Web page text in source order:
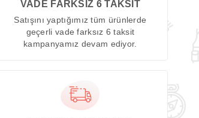
VADE FARKSIZ 6 TAKSİT
Satışını yaptığımız tüm ürünlerde
geçerli vade farksız 6 taksit
kampanyamız devam ediyor.